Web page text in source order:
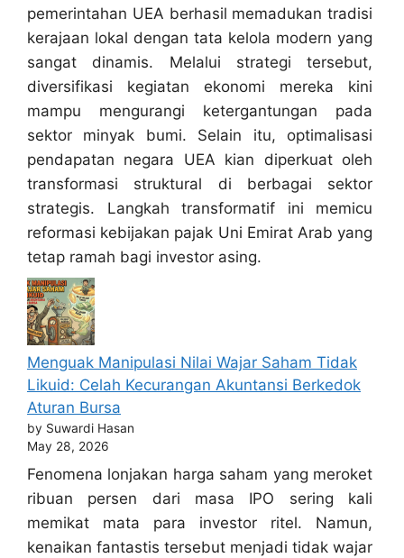
pemerintahan UEA berhasil memadukan tradisi
kerajaan lokal dengan tata kelola modern yang
sangat dinamis. Melalui strategi tersebut,
diversifikasi kegiatan ekonomi mereka kini
mampu mengurangi ketergantungan pada
sektor minyak bumi. Selain itu, optimalisasi
pendapatan negara UEA kian diperkuat oleh
transformasi struktural di berbagai sektor
strategis. Langkah transformatif ini memicu
reformasi kebijakan pajak Uni Emirat Arab yang
tetap ramah bagi investor asing.
Menguak Manipulasi Nilai Wajar Saham Tidak
Likuid: Celah Kecurangan Akuntansi Berkedok
Aturan Bursa
by Suwardi Hasan
May 28, 2026
Fenomena lonjakan harga saham yang meroket
ribuan persen dari masa IPO sering kali
memikat mata para investor ritel. Namun,
kenaikan fantastis tersebut menjadi tidak wajar